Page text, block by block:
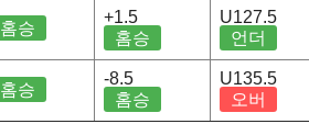
홈승
+1.5
홈승
U127.5
언더
홈승
-8.5
홈승
U135.5
오버